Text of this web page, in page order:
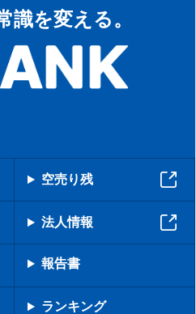
識を変える。
空売り残
法人情報
報告書
ランキング